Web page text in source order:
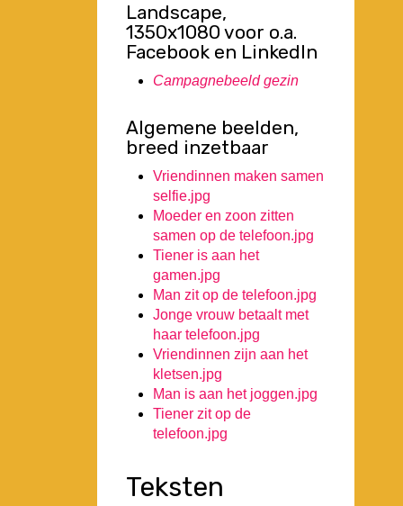
Landscape,
1350x1080 voor o.a.
Facebook en LinkedIn
Campagnebeeld gezin
Algemene beelden,
breed inzetbaar
Vriendinnen maken samen
selfie.jpg
Moeder en zoon zitten
samen op de telefoon.jpg
Tiener is aan het
gamen.jpg
Man zit op de telefoon.jpg
Jonge vrouw betaalt met
haar telefoon.jpg
Vriendinnen zijn aan het
kletsen.jpg
Man is aan het joggen.jpg
Tiener zit op de
telefoon.jpg
Teksten